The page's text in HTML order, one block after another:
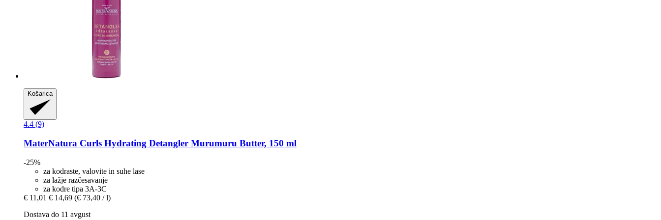
Košarica
4.4 (9)
MaterNatura Curls Hydrating Detangler Murumuru Butter, 150 ml
-25%
za kodraste, valovite in suhe lase
za lažje razčesavanje
za kodre tipa 3A-3C
€ 11,01 € 14,69 (€ 73,40 / l)
Dostava do 11 avgust